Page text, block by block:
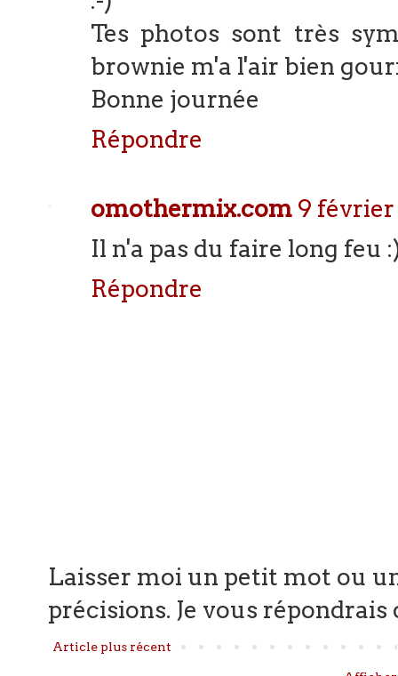
Tes photos sont très
brownie m'a l'air bien
Bonne journée
Répondre
omothermix.com 9 février
Il n'a pas du faire long feu
Répondre
Laisser moi un petit mot ou
précisions. Je vous répondrais
Article plus récent